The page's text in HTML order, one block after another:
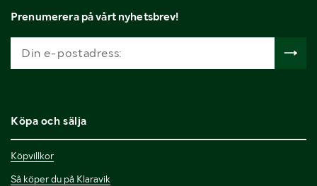
Prenumerera på vårt nyhetsbrev!
Köpa och sälja
Köpvillkor
Så köper du på Klaravik